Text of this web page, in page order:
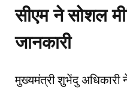
सीएम ने सोशल
जानकारी
मुख्यमंत्री शुभेंदु अधिकारी